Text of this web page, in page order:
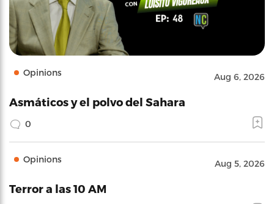
Opinions Aug 6, 2026
Asmáticos y el polvo del Sahara
0
Opinions Aug 5, 2026
Terror a las 10 AM